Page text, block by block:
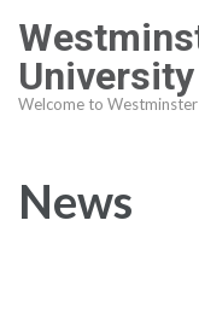
content
(Press
University
Welcome to
News